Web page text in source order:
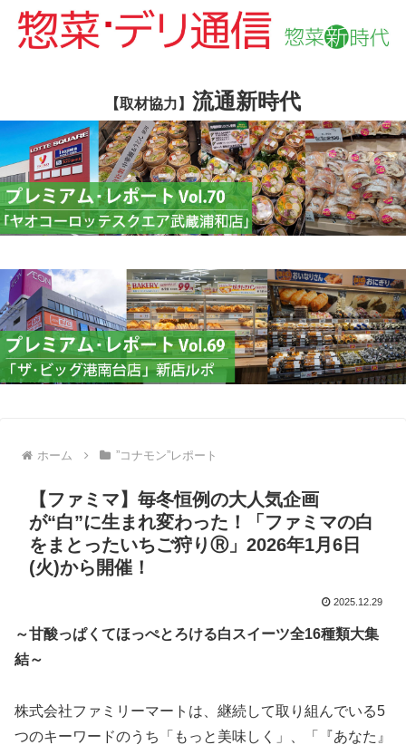
【取材協力】 流通新時代
ホーム ”コナモン”レポート
【ファミマ】毎冬恒例の大人気企画
が“白”に生まれ変わった！「ファミマの白
をまとったいちご狩りⓇ」2026年1月6日
(火)から開催！
2025.12.29
～甘酸っぱくてほっぺとろける白スイーツ全16種類大集
結～
株式会社ファミリーマートは、継続して取り組んでいる5
つのキーワードのうち「もっと美味しく」、「『あなた』